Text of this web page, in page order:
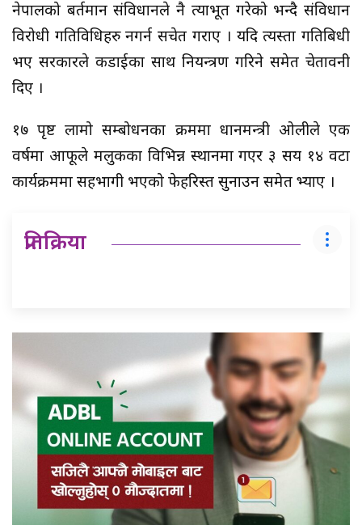
नेपालको बर्तमान संविधानले नै प्रत्याभूत गरेको भन्दै संविधान
विरोधी गतिविधिहरु नगर्न सचेत गराए । यदि त्यस्ता गतिबिधी
भए सरकारले कडाईका साथ नियन्त्रण गरिने समेत चेतावनी
दिए ।
१७ पृष्ट लामो सम्बोधनका क्रममा प्रधानमन्त्री ओलीले एक
वर्षमा आफूले मलुकका विभिन्न स्थानमा गएर ३ सय १४ वटा
कार्यक्रममा सहभागी भएको फेहरिस्त सुनाउन समेत भ्याए ।
प्रतिक्रिया